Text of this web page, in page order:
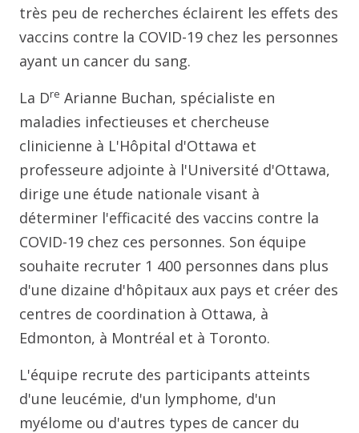
très peu de recherches éclairent les effets des
vaccins contre la COVID-19 chez les personnes
ayant un cancer du sang.
La Dre Arianne Buchan, spécialiste en
maladies infectieuses et chercheuse
clinicienne à L'Hôpital d'Ottawa et
professeure adjointe à l'Université d'Ottawa,
dirige une étude nationale visant à
déterminer l'efficacité des vaccins contre la
COVID-19 chez ces personnes. Son équipe
souhaite recruter 1 400 personnes dans plus
d'une dizaine d'hôpitaux aux pays et créer des
centres de coordination à Ottawa, à
Edmonton, à Montréal et à Toronto.
L'équipe recrute des participants atteints
d'une leucémie, d'un lymphome, d'un
myélome ou d'autres types de cancer du